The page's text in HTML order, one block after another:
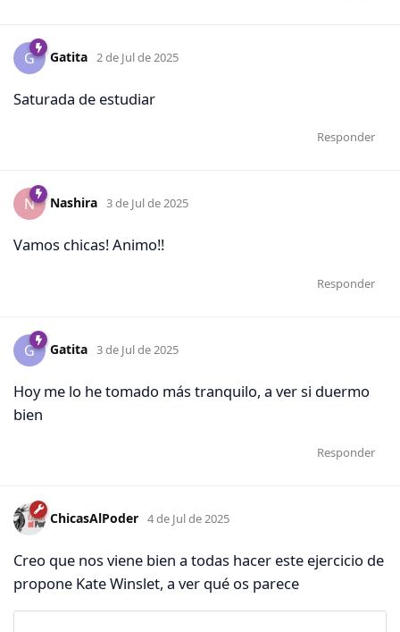
G Gatita 2 de Jul de 2025
Saturada de estudiar
Responder
N Nashira 3 de Jul de 2025
Vamos chicas! Animo!!
Responder
G Gatita 3 de Jul de 2025
Hoy me lo he tomado más tranquilo, a ver si duermo
bien
Responder
ChicasAlPoder 4 de Jul de 2025
Creo que nos viene bien a todas hacer este ejercicio de
propone Kate Winslet, a ver qué os parece